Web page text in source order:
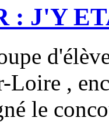
: J'Y
Loire ,
le